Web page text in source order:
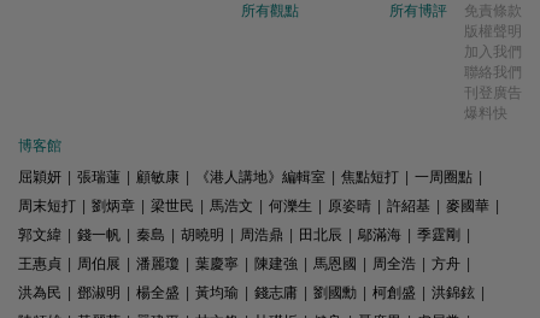
所有觀點
所有博評
免責條款
版權聲明
加入我們
聯絡我們
刊登廣告
爆料快
博客館
屈穎妍 | 張瑞蓮 | 顧敏康 | 《港人講地》編輯室 | 焦點短打 | 一周圈點 |
周末短打 | 劉炳章 | 梁世民 | 馬浩文 | 何濼生 | 原姿晴 | 許紹基 | 麥國華 |
郭文緯 | 錢一帆 | 秦島 | 胡曉明 | 周浩鼎 | 田北辰 | 鄔滿海 | 季霆剛 |
王惠貞 | 周伯展 | 潘麗瓊 | 葉慶寧 | 陳建強 | 馬恩國 | 周全浩 | 方舟 |
洪為民 | 鄧淑明 | 楊全盛 | 黃均瑜 | 錢志庸 | 劉國勳 | 柯創盛 | 洪錦鉉 |